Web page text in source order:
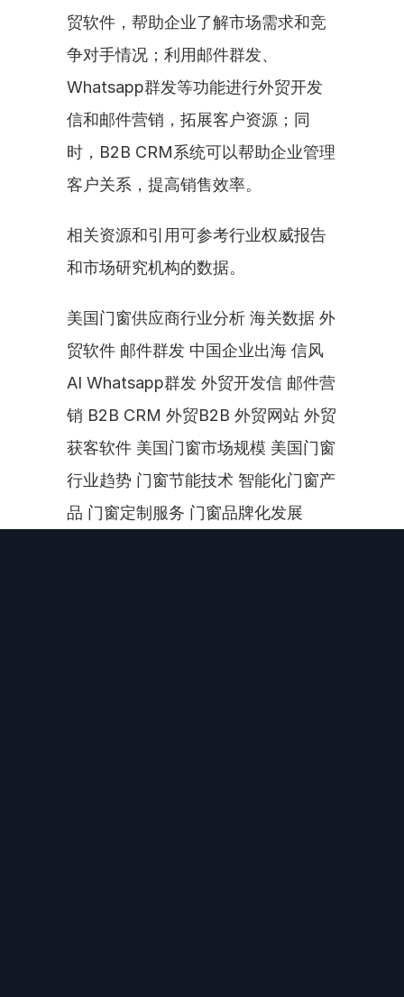
贸软件，帮助企业了解市场需求和竞
争对手情况；利用邮件群发、
Whatsapp群发等功能进行外贸开发
信和邮件营销，拓展客户资源；同
时，B2B CRM系统可以帮助企业管理
客户关系，提高销售效率。
相关资源和引用可参考行业权威报告
和市场研究机构的数据。
美国门窗供应商行业分析 海关数据 外
贸软件 邮件群发 中国企业出海 信风
AI Whatsapp群发 外贸开发信 邮件营
销 B2B CRM 外贸B2B 外贸网站 外贸
获客软件 美国门窗市场规模 美国门窗
行业趋势 门窗节能技术 智能化门窗产
品 门窗定制服务 门窗品牌化发展